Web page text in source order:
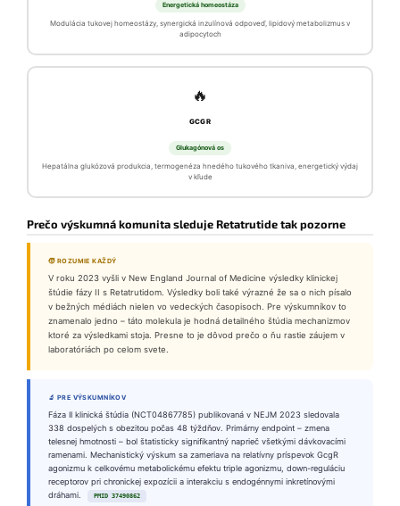
Energetická homeostáza
Modulácia tukovej homeostázy, synergická inzulínová odpoveď, lipidový metabolizmus v
adipocytoch
🔥
GCGR
Glukagónová os
Hepatálna glukózová produkcia, termogenéza hnedého tukového tkaniva, energetický výdaj
v kľude
Prečo výskumná komunita sleduje Retatrutide tak pozorne
🧒 ROZUMIE KAŽDÝ
V roku 2023 vyšli v New England Journal of Medicine výsledky klinickej
štúdie fázy II s Retatrutidom. Výsledky boli také výrazné že sa o nich písalo
v bežných médiách nielen vo vedeckých časopisoch. Pre výskumníkov to
znamenalo jedno – táto molekula je hodná detailného štúdia mechanizmov
ktoré za výsledkami stoja. Presne to je dôvod prečo o ňu rastie záujem v
laboratóriách po celom svete.
🔬 PRE VÝSKUMNÍKOV
Fáza II klinická štúdia (NCT04867785) publikovaná v NEJM 2023 sledovala
338 dospelých s obezitou počas 48 týždňov. Primárny endpoint – zmena
telesnej hmotnosti – bol štatisticky signifikantný naprieč všetkými dávkovacími
ramenami. Mechanistický výskum sa zameriava na relatívny príspevok GcgR
agonizmu k celkovému metabolickému efektu triple agonizmu, down-reguláciu
receptorov pri chronickej expozícii a interakciu s endogénnymi inkretínovými
dráhami.
PMID 37490862